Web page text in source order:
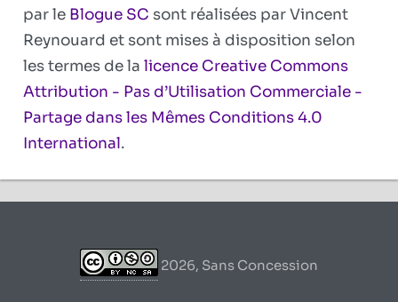
par le Blogue SC sont réalisées par Vincent
Reynouard et sont mises à disposition selon
les termes de la licence Creative Commons
Attribution - Pas d’Utilisation Commerciale -
Partage dans les Mêmes Conditions 4.0
International.
2026, Sans Concession